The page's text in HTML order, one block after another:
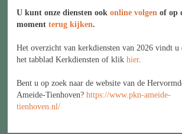
U kunt onze diensten ookonline volgen of op
momentterug kijken.
Het overzicht van kerkdiensten van 2026 vindt u
het tabblad Kerkdiensten of klikhier.
Bent u op zoek naar de website van de
Ameide-Tienhoven?https://www.pkn-ameide-
tienhoven.nl/